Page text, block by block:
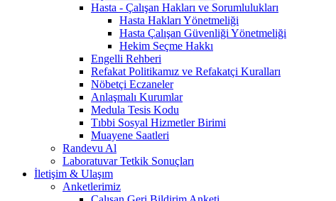
Hasta - Çalışan Hakları ve Sorumlulukları
Hasta Hakları Yönetmeliği
Hasta Çalışan Güvenliği Yönetmeliği
Hekim Seçme Hakkı
Engelli Rehberi
Refakat Politikamız ve Refakatçi Kuralları
Nöbetçi Eczaneler
Anlaşmalı Kurumlar
Medula Tesis Kodu
Tıbbi Sosyal Hizmetler Birimi
Muayene Saatleri
Randevu Al
Laboratuvar Tetkik Sonuçları
İletişim & Ulaşım
Anketlerimiz